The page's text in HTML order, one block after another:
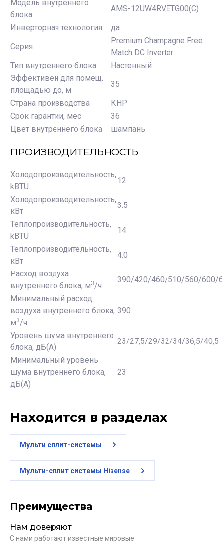
Модель внутреннего
блока
AMS-12UW4RVETG00(С)
Инверторная технология
да
Серия
Premium Champagne Free
Match DC Inverter
Тип внутреннего блока
Настенный
Эффективен для помещ.
площадью до, м
35
Страна производства
КНР
Срок гарантии, мес
36
Цвет внутреннего блока
шампань
ПРОИЗВОДИТЕЛЬНОСТЬ
Холодопроизводительность,
kBTU
12
Холодопроизводительность,
кВт
3.5
Теплопроизводительность,
kBTU
14
Теплопроизводительность,
кВт
4.0
Расход воздуха
внутреннего блока, м3/ч
390/420/460/510/560/600/
Минимальный расход
воздуха внутреннего блока,
м3/ч
390
Уровень шума внутреннего
блока, дБ(А)
23/27,5/29/32/34/36,5/40,5
Минимальный уровень
шума внутреннего блока,
дБ(А)
23
Находится в разделах
Мульти сплит-системы
Мульти-сплит системы Hisense
Преимущества
Нам доверяют
С нами работают известные мировые